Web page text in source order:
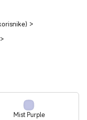
>
>
Mist Purple